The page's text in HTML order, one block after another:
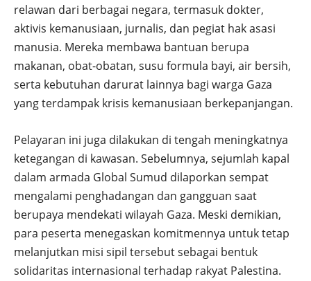
relawan dari berbagai negara, termasuk dokter,
aktivis kemanusiaan, jurnalis, dan pegiat hak asasi
manusia. Mereka membawa bantuan berupa
makanan, obat-obatan, susu formula bayi, air bersih,
serta kebutuhan darurat lainnya bagi warga Gaza
yang terdampak krisis kemanusiaan berkepanjangan.
Pelayaran ini juga dilakukan di tengah meningkatnya
ketegangan di kawasan. Sebelumnya, sejumlah kapal
dalam armada Global Sumud dilaporkan sempat
mengalami penghadangan dan gangguan saat
berupaya mendekati wilayah Gaza. Meski demikian,
para peserta menegaskan komitmennya untuk tetap
melanjutkan misi sipil tersebut sebagai bentuk
solidaritas internasional terhadap rakyat Palestina.